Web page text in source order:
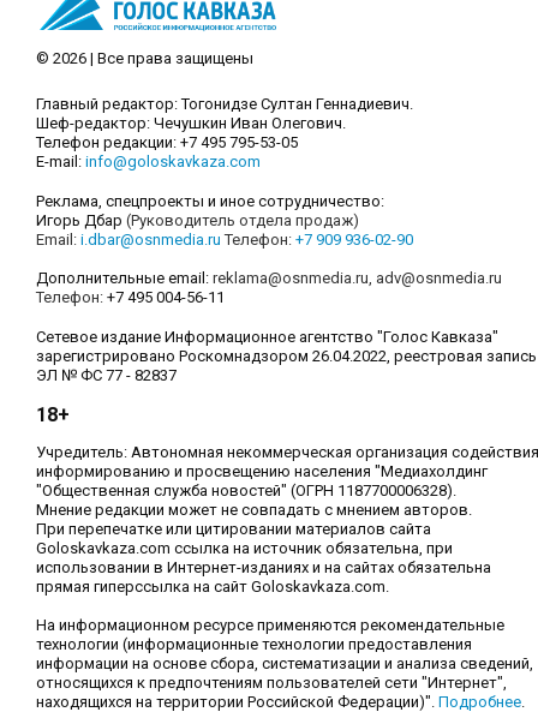
© 2026 | Все права защищены
Главный редактор: Тогонидзе Султан Геннадиевич.
Шеф-редактор: Чечушкин Иван Олегович.
Телефон редакции: +7 495 795-53-05
E-mail: info@goloskavkaza.com
Реклама, спецпроекты и иное сотрудничество:
Игорь Дбар (Руководитель отдела продаж)
Email: i.dbar@osnmedia.ru Телефон: +7 909 936-02-90
Дополнительные email: reklama@osnmedia.ru adv@osnmedia.ru
Телефон: +7 495 004-56-11
Сетевое издание Информационное агентство "Голос Кавказа"
зарегистрировано Роскомнадзором 26.04.2022, реестровая запись
ЭЛ № ФС 77 - 82837
18+
Учредитель: Автономная некоммерческая организация содействия
информированию и просвещению населения "Медиахолдинг
"Общественная служба новостей" (ОГРН 1187700006328).
Мнение редакции может не совпадать с мнением авторов.
При перепечатке или цитировании материалов сайта
Goloskavkaza.com ссылка на источник обязательна, при
использовании в Интернет-изданиях и на сайтах обязательна
прямая гиперссылка на сайт Goloskavkaza.com.
На информационном ресурсе применяются рекомендательные
технологии (информационные технологии предоставления
информации на основе сбора, систематизации и анализа сведений,
относящихся к предпочтениям пользователей сети "Интернет",
находящихся на территории Российской Федерации)". Подробнее